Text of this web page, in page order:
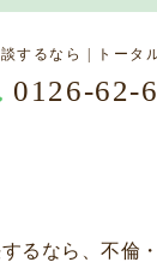
るなら、不倫
するなら | トータ
0126-62-